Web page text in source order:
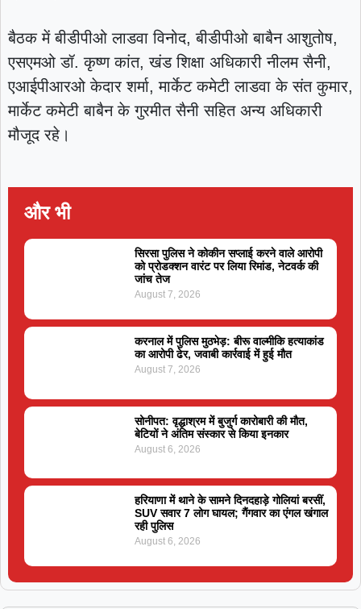
बैठक में बीडीपीओ लाडवा विनोद, बीडीपीओ बाबैन आशुतोष,
एसएमओ डॉ. कृष्ण कांत, खंड शिक्षा अधिकारी नीलम सैनी,
एआईपीआरओ केदार शर्मा, मार्केट कमेटी लाडवा के संत कुमार,
मार्केट कमेटी बाबैन के गुरमीत सैनी सहित अन्य अधिकारी
मौजूद रहे।
और भी
सिरसा पुलिस ने कोकीन सप्लाई करने वाले आरोपी
को प्रोडक्शन वारंट पर लिया रिमांड, नेटवर्क की
जांच तेज
August 7, 2026
करनाल में पुलिस मुठभेड़: बीरू वाल्मीकि हत्याकांड
का आरोपी ढेर, जवाबी कार्रवाई में हुई मौत
August 7, 2026
सोनीपत: वृद्धाश्रम में बुजुर्ग कारोबारी की मौत,
बेटियों ने अंतिम संस्कार से किया इनकार
August 6, 2026
हरियाणा में थाने के सामने दिनदहाड़े गोलियां बरसीं,
SUV सवार 7 लोग घायल; गैंगवार का एंगल खंगाल
रही पुलिस
August 6, 2026